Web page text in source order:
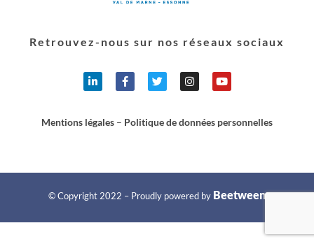
Retrouvez-nous sur nos réseaux sociaux
Mentions légales – Politique de données personnelles
© Copyright 2022 – Proudly powered by Beetween